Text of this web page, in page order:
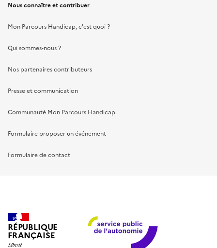
Nous connaître et contribuer
Mon Parcours Handicap, c'est quoi ?
Qui sommes-nous ?
Nos partenaires contributeurs
Presse et communication
Communauté Mon Parcours Handicap
Formulaire proposer un événement
Formulaire de contact
RÉPUBLIQUE
FRANÇAISE